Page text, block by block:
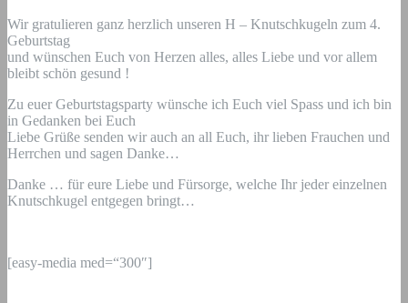
Wir gratulieren ganz herzlich unseren H – Knutschkugeln zum 4.
Geburtstag
und wünschen Euch von Herzen alles, alles Liebe und vor allem
bleibt schön gesund !
Zu euer Geburtstagsparty wünsche ich Euch viel Spass und ich bin
in Gedanken bei Euch
Liebe Grüße senden wir auch an all Euch, ihr lieben Frauchen und
Herrchen und sagen Danke…
Danke … für eure Liebe und Fürsorge, welche Ihr jeder einzelnen
Knutschkugel entgegen bringt…
[easy-media med=“300″]